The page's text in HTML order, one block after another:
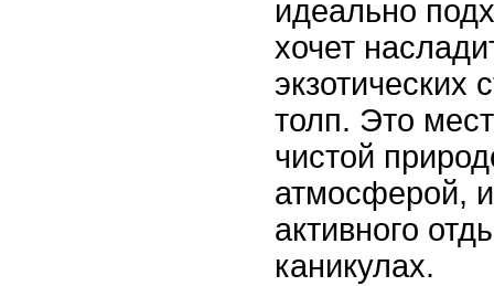
идеально
хочет
экзотических
толп. Это
чистой
атмосферой,
активного
каникулах.